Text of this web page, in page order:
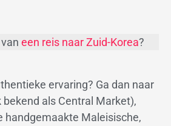
een reis naar Zuid-Korea?
ervaring? Ga dan naar
bekend als Central Market),
handgemaakte Maleisische,